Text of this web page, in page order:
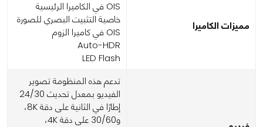
مميزات الكاميرا
OIS في الكاميرا الرئيسية
خاصية التثبيت البصري للصورة
OIS في كاميرا الزوم
Auto-HDR
LED Flash
تدعم هذه المنظومة تصوير
الفيديو بمعدل تحديث 24/30
إطارًا في الثانية على دقة 8K،
و30/60 على دقة 4K،